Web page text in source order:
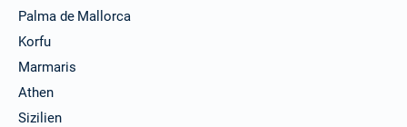
Palma de Mallorca
Korfu
Marmaris
Athen
Sizilien